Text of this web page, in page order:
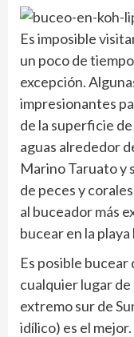
Es imposible
un poco de
excepción.
impresionantes
de la superficie
aguas alrededor
Marino Taruato y
de peces y
al buceador más
bucear en la
Es posible
cualquier lugar de
extremo sur de
idílico) es el